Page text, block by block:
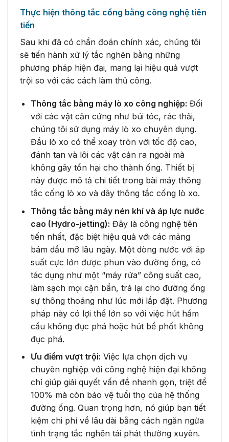
Thực hiện thông tắc cống bằng công nghệ tiên
tiến
Sau khi đã có chẩn đoán chính xác, chúng tôi
sẽ tiến hành xử lý tắc nghẽn bằng những
phương pháp hiện đại, mang lại hiệu quả vượt
trội so với các cách làm thủ công.
Thông tắc bằng máy lò xo công nghiệp: Đối
với các vật cản cứng như búi tóc, rác thải,
chúng tôi sử dụng máy lò xo chuyên dụng.
Đầu lò xo có thể xoay tròn với tốc độ cao,
đánh tan và lôi các vật cản ra ngoài mà
không gây tổn hại cho thành ống. Thiết bị
này được mô tả chi tiết trong bài máy thông
tắc cống lò xo và dây thông tắc cống lò xo.
Thông tắc bằng máy nén khí và áp lực nước
cao (Hydro-jetting): Đây là công nghệ tiên
tiến nhất, đặc biệt hiệu quả với các mảng
bám dầu mỡ lâu ngày. Một dòng nước với áp
suất cực lớn được phun vào đường ống, có
tác dụng như một “máy rửa” công suất cao,
làm sạch mọi cặn bẩn, trả lại cho đường ống
sự thông thoáng như lúc mới lắp đặt. Phương
pháp này có lợi thế lớn so với việc hút hầm
cầu không đục phá hoặc hút bể phốt không
đục phá.
Ưu điểm vượt trội: Việc lựa chọn dịch vụ
chuyên nghiệp với công nghệ hiện đại không
chỉ giúp giải quyết vấn đề nhanh gọn, triệt để
100% mà còn bảo vệ tuổi thọ của hệ thống
đường ống. Quan trọng hơn, nó giúp bạn tiết
kiệm chi phí về lâu dài bằng cách ngăn ngừa
tình trạng tắc nghẽn tái phát thường xuyên.